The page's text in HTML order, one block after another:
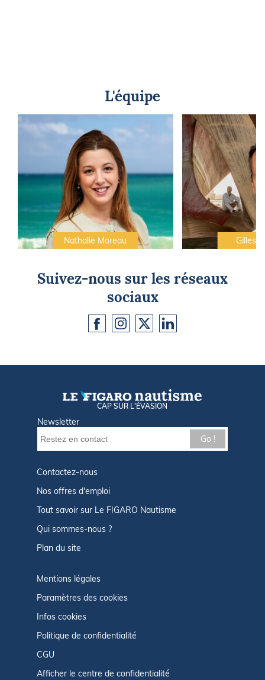
L'équipe
Nathalie Moreau Gilles
Suivez-nous sur les réseaux
sociaux
CAP SUR L'ÉVASION
Newsletter
Go !
Contactez-nous
Nos offres d'emploi
Tout savoir sur Le FIGARO Nautisme
Qui sommes-nous ?
Plan du site
Mentions légales
Paramètres des cookies
Infos cookies
Politique de confidentialité
CGU
Afficher le centre de confidentialité